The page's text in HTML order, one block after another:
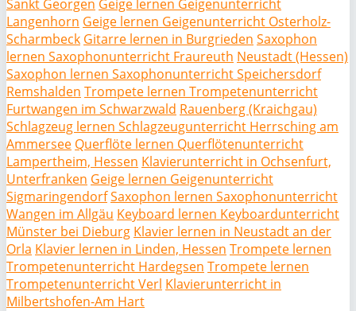
Sankt Georgen Geige lernen Geigenunterricht
Langenhorn Geige lernen Geigenunterricht Osterholz-
Scharmbeck Gitarre lernen in Burgrieden Saxophon
lernen Saxophonunterricht Fraureuth Neustadt (Hessen)
Saxophon lernen Saxophonunterricht Speichersdorf
Remshalden Trompete lernen Trompetenunterricht
Furtwangen im Schwarzwald Rauenberg (Kraichgau)
Schlagzeug lernen Schlagzeugunterricht Herrsching am
Ammersee Querflöte lernen Querflötenunterricht
Lampertheim, Hessen Klavierunterricht in Ochsenfurt,
Unterfranken Geige lernen Geigenunterricht
SigmaringendorfSaxophon lernen Saxophonunterricht
Wangen im Allgäu Keyboard lernen Keyboardunterricht
Münster bei Dieburg Klavier lernen in Neustadt an der
Orla Klavier lernen in Linden, Hessen Trompete lernen
Trompetenunterricht Hardegsen Trompete lernen
Trompetenunterricht Verl Klavierunterricht in
Milbertshofen-Am Hart